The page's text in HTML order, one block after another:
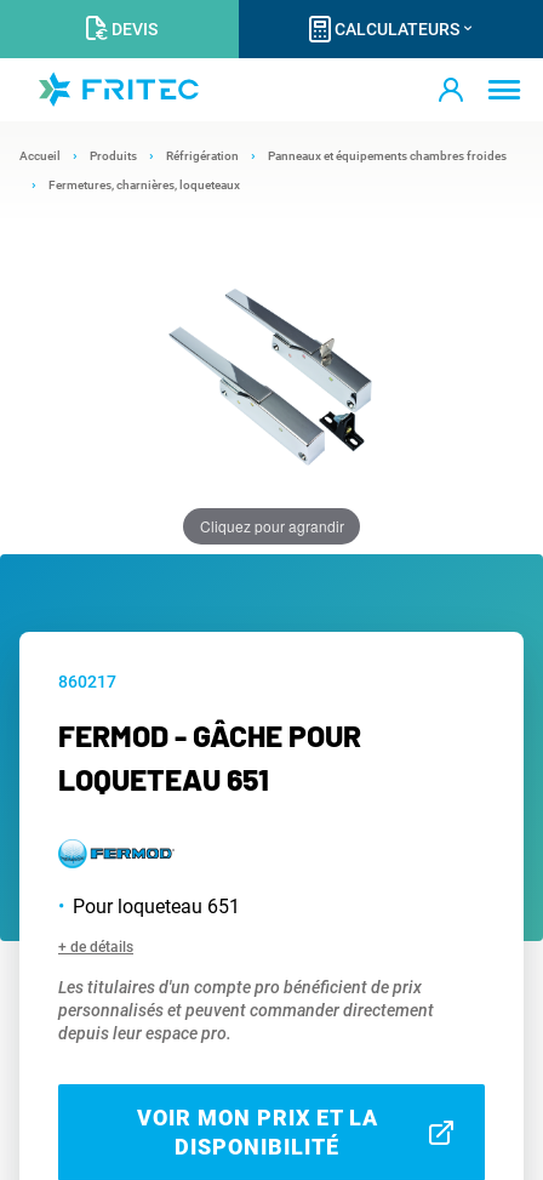
DEVIS CALCULATEURS
Accueil Produits Réfrigération Panneaux et équipements chambres froides
Fermetures, charnières, loqueteaux
Cliquez pour agrandir
860217
FERMOD - GÂCHE POUR
LOQUETEAU 651
Pour loqueteau 651
+ de détails
Les titulaires d'un compte pro bénéficient de prix
personnalisés et peuvent commander directement
depuis leur espace pro.
VOIR MON PRIX ET LA
DISPONIBILITÉ